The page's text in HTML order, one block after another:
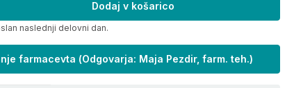
Dodaj v košarico
naslednji delovni dan.
farmacevta (Odgovarja: Maja Pezdir, farm. teh.)